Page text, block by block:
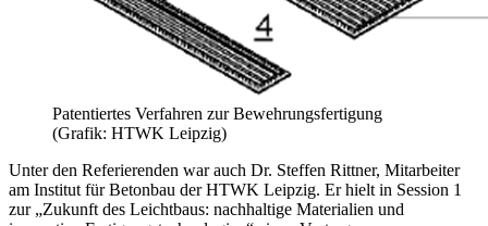
Patentiertes Verfahren zur Bewehrungsfertigung
(Grafik: HTWK Leipzig)
Unter den Referierenden war auch Dr. Steffen Rittner, Mitarbeiter
am Institut für Betonbau der HTWK Leipzig. Er hielt in Session 1
zur „Zukunft des Leichtbaus: nachhaltige Materialien und